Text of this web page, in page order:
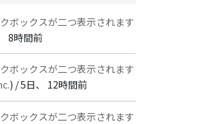
ボックスが二つ表示されます
8時間前
ボックスが二つ表示されます
) /5日、 12時間前
ボックスが二つ表示されます